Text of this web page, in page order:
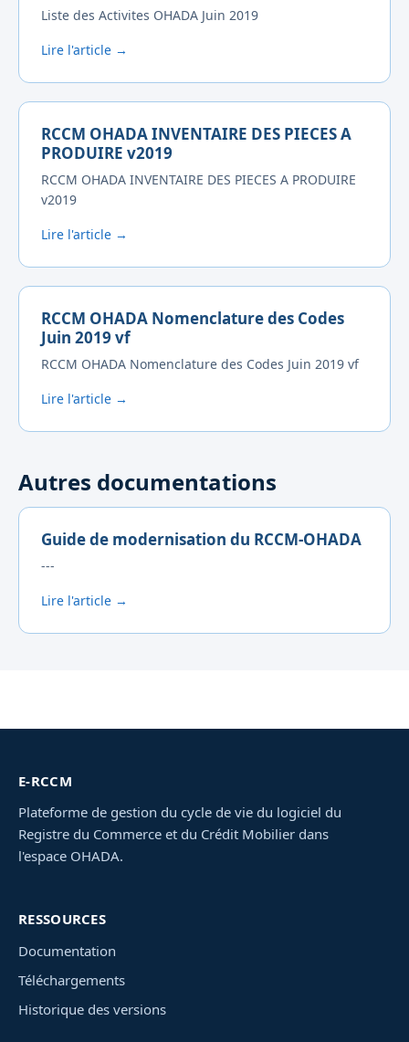
Liste des Activites OHADA Juin 2019
Lire l'article →
RCCM OHADA INVENTAIRE DES PIECES A
PRODUIRE v2019
RCCM OHADA INVENTAIRE DES PIECES A PRODUIRE
v2019
Lire l'article →
RCCM OHADA Nomenclature des Codes
Juin 2019 vf
RCCM OHADA Nomenclature des Codes Juin 2019 vf
Lire l'article →
Autres documentations
Guide de modernisation du RCCM-OHADA
---
Lire l'article →
E-RCCM
Plateforme de gestion du cycle de vie du logiciel du
Registre du Commerce et du Crédit Mobilier dans
l'espace OHADA.
RESSOURCES
Documentation
Téléchargements
Historique des versions